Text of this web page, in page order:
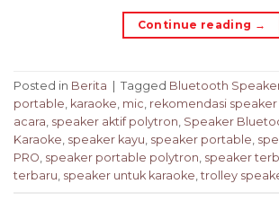
Continue reading →
Posted in Berita Tagged Bluetooth
portable, karaoke, mic, rekomendasi speaker
acara, speaker aktif polytron, Speaker
Karaoke, speaker kayu, speaker portable,
PRO, speaker portable polytron, speaker
terbaru, speaker untuk karaoke, trolley